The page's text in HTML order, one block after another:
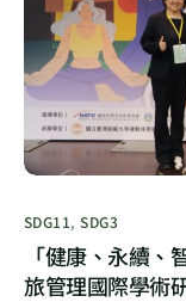
SDG11,SDG3
「健康、永續
旅管理國際學術